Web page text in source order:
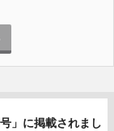
」に掲載されまし